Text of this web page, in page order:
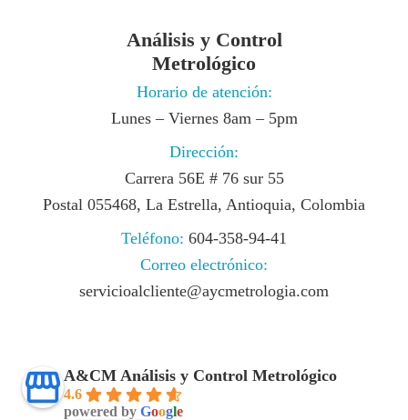
Análisis y Control
Metrológico
Horario de atención:
Lunes – Viernes 8am – 5pm
Dirección:
Carrera 56E # 76 sur 55
Postal 055468, La Estrella, Antioquia, Colombia
Teléfono: 604-358-94-41
Correo electrónico:
servicioalcliente@aycmetrologia.com
A&CM Análisis y Control Metrológico
4.6
powered by Google